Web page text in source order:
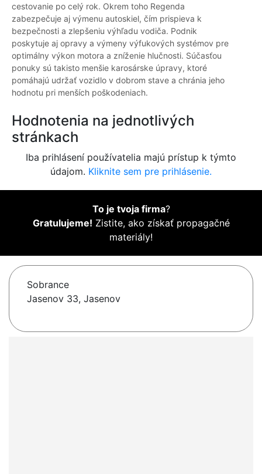
cestovanie po celý rok. Okrem toho Regenda
zabezpečuje aj výmenu autoskiel, čím prispieva k
bezpečnosti a zlepšeniu výhľadu vodiča. Podnik
poskytuje aj opravy a výmeny výfukových systémov pre
optimálny výkon motora a zníženie hlučnosti. Súčasťou
ponuky sú takisto menšie karosárske úpravy, ktoré
pomáhajú udržať vozidlo v dobrom stave a chránia jeho
hodnotu pri menších poškodeniach.
Hodnotenia na jednotlivých
stránkach
Iba prihlásení používatelia majú prístup k týmto
údajom. Kliknite sem pre prihlásenie.
To je tvoja firma?
Gratulujeme! Zistite, ako získať propagačné
materiály!
Sobrance
Jasenov 33, Jasenov